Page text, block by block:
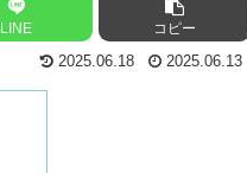
LINE コピー
2025.06.18 2025.06.13